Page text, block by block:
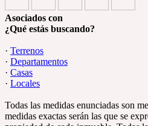
Asociados con
¿Qué estás buscando?
· Terrenos
· Departamentos
· Casas
· Locales
Todas las medidas enunciadas son
medidas exactas serán las que se